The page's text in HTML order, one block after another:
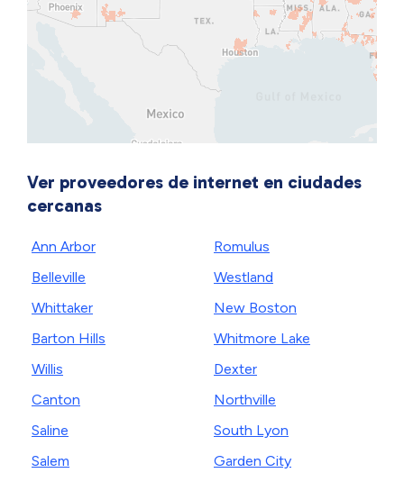
Ver proveedores de internet en ciudades
cercanas
Ann Arbor
Belleville
Whittaker
Barton Hills
Willis
Canton
Saline
Salem
Romulus
Westland
New Boston
Whitmore Lake
Dexter
Northville
South Lyon
Garden City